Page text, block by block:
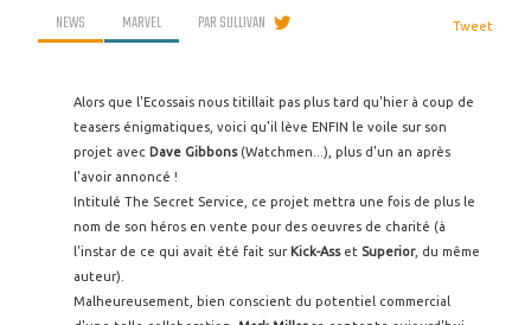
NEWS MARVEL PARSULLIVAN Tweet
Alors que l'Ecossais nous titillait pas plus tard qu'hier à coup de
teasers énigmatiques, voici qu'il lève ENFIN le voile sur son
projet avec Dave Gibbons(Watchmen...), plus d'un an après
l'avoir annoncé !
Intitulé The Secret Service, ce projet mettra une fois de plus le
nom de son héros en vente pour des oeuvres de charité (à
l'instar de ce qui avait été fait sur Kick-Asset Superior, du même
auteur).
Malheureusement, bien conscient du potentiel commercial